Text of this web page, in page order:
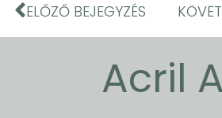
ELŐZŐ BEJEGYZÉS
Acril